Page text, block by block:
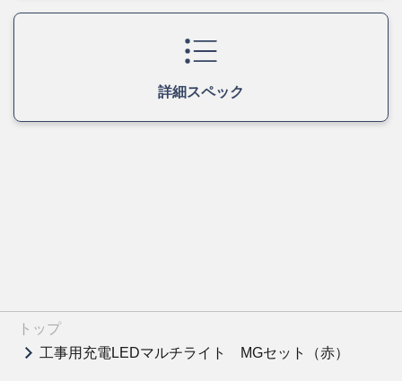
詳細スペック
トップ
工事用充電LEDマルチライト MGセット（赤）